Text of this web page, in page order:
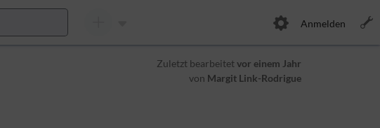
Anmelden
Zuletzt bearbeitetvor einem Jahr
von Margit Link-Rodrigue